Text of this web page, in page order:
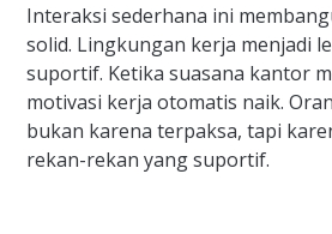
Interaksi sederhana ini
solid. Lingkungan kerja menjadi
suportif. Ketika suasana kantor
motivasi kerja otomatis naik.
bukan karena terpaksa, tapi
rekan-rekan yang suportif.